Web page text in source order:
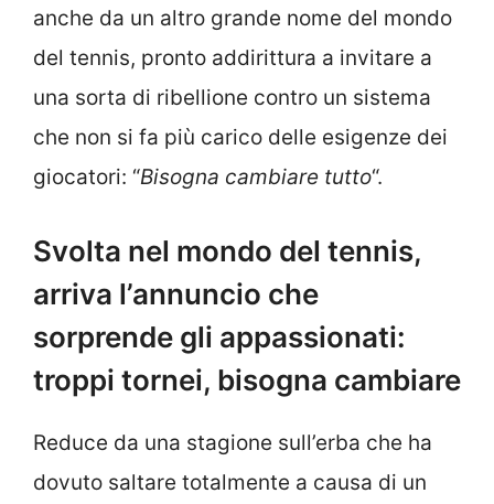
anche da un altro grande nome del mondo
del tennis, pronto addirittura a invitare a
una sorta di ribellione contro un sistema
che non si fa più carico delle esigenze dei
giocatori: “Bisogna cambiare tutto“.
Svolta nel mondo del tennis,
arriva l’annuncio che
sorprende gli appassionati:
troppi tornei, bisogna cambiare
Reduce da una stagione sull’erba che ha
dovuto saltare totalmente a causa di un